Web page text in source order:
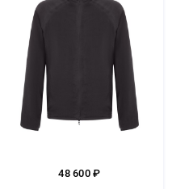
48 600 ₽